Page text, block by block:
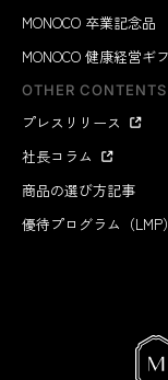
MONOCO 卒業記念品
MONOCO 健康経営ギ
OTHER CONTENTS
プレスリリース
社長コラム
商品の選び方記事
優待プログラム（LMP）